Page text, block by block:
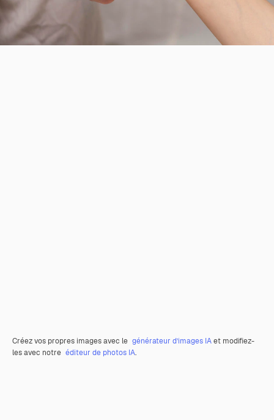
Créez vos propres images avec le générateur d’images IAet modifiez-
les avec notre éditeur de photos IA.